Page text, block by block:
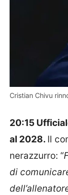
Cristian Chivu
20:15
al 2028. Il
nerazzurro: “
di